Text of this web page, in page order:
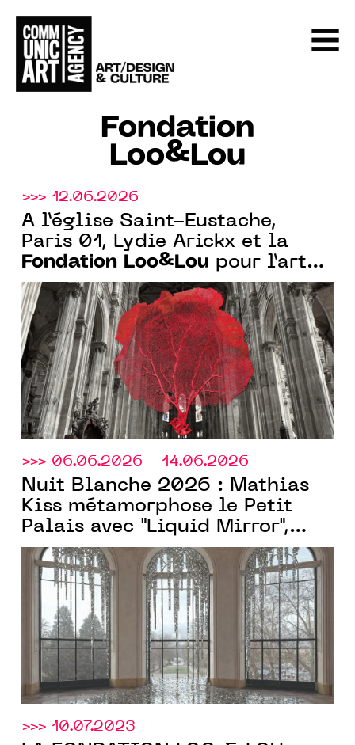
Fondation
Loo&Lou
>>> 12.06.2026
À l’église Saint-Eustache,
Paris 01, Lydie Arickx et la
Fondation Loo&Lou pour l’art
contemporain présentent un
corail monumental exposé
dans la nef à 7 mètres de haut
>>> 06.06.2026 - 14.06.2026
Nuit Blanche 2026 : Mathias
Kiss métamorphose le Petit
Palais avec "Liquid Mirror",
expérience entre art et
architecture, un projet soutenu
par laFondation Loo&Lou
>>> 10.07.2023